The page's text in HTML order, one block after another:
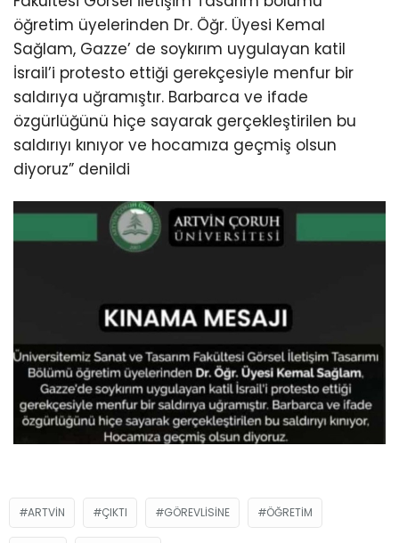
öğretim üyelerinden Dr. Öğr. Üyesi Kemal
Sağlam, Gazze’ de soykırım uygulayan katil
İsrail’i protesto ettiği gerekçesiyle menfur bir
saldırıya uğramıştır. Barbarca ve ifade
özgürlüğünü hiçe sayarak gerçekleştirilen bu
saldırıyı kınıyor ve hocamıza geçmiş olsun
diyoruz” denildi
ARTVİN ÇIKTI GÖREVLISINE ÖĞRETIM